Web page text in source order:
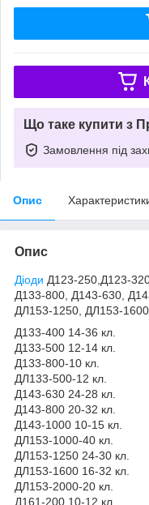
Що таке купити з
Замовлення під
Опис
Опис
Діоди Д123-250,Д123-
Д133-800, Д143-630,
ДЛ153-1250, ДЛ153-
Д133-400 14-36 кл.
Д133-500 12-14 кл.
Д133-800-10 кл.
ДЛ133-500-12 кл.
Д143-630 24-28 кл.
Д143-800 20-32 кл.
Д143-1000 10-15 кл.
ДЛ153-1000-40 кл.
ДЛ153-1250 24-30 кл.
ДЛ153-1600 16-32 кл.
ДЛ153-2000-20 кл.
Д161-200 10-12 кл.